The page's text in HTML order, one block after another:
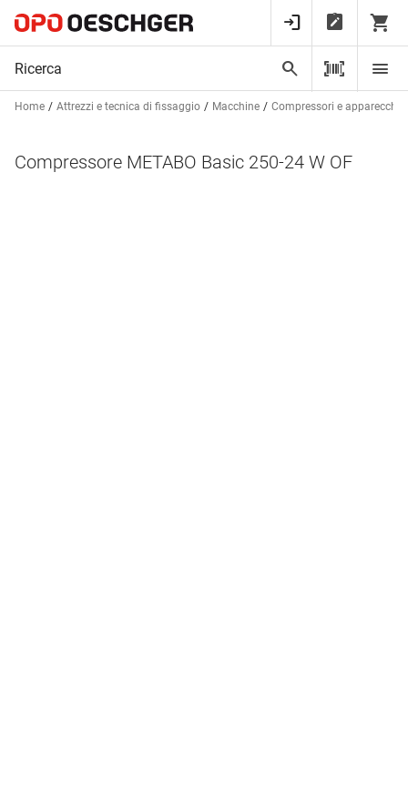
Home Attrezzi e tecnica di fissaggio Macchine Compressori e apparecchi
Compressore METABO Basic 250-24 W OF